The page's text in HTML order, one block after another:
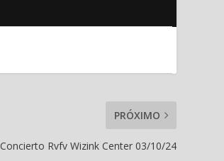
PRÓXIMO
Concierto Rvfv Wizink Center 03/10/24